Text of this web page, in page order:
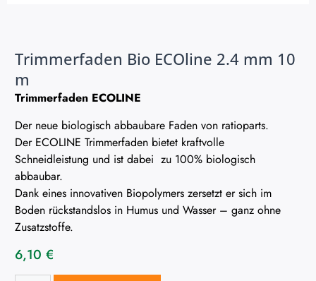
Trimmerfaden Bio ECOline 2.4 mm 10
m
Trimmerfaden ECOLINE
Der neue biologisch abbaubare Faden von ratioparts.
Der ECOLINE Trimmerfaden bietet kraftvolle
Schneidleistung und ist dabei zu 100% biologisch
abbaubar.
Dank eines innovativen Biopolymers zersetzt er sich im
Boden rückstandslos in Humus und Wasser – ganz ohne
Zusatzstoffe.
6,10 €